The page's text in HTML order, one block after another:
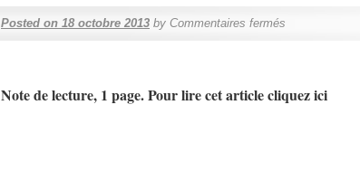
Posted on 18 octobre 2013 by Commentaires fermés
Note de lecture, 1 page. Pour lire cet article cliquez ici